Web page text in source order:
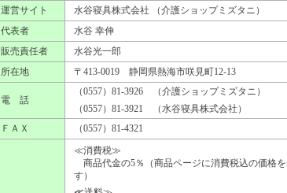
運営サイト
水谷寝具株式会社 （介護ショップミズタニ）
代表者
水谷 幸伸
販売責任者
水谷光一郎
所在地
〒413-0019 静岡県熱海市咲見町12-13
電 話
（0557）81-3926 （介護ショップミズタニ）
（0557）81-3921 （水谷寝具株式会社）
ＦＡＸ
（0557）81-4321
≪消費税≫
商品代金の5％（商品ページに消費税込の価格を
す）